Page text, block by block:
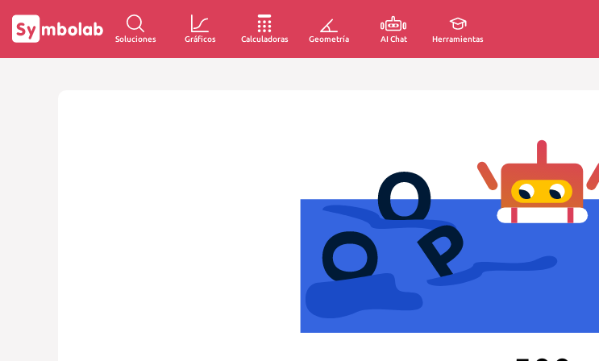
Soluciones Gráficos Calculadoras Geometría AI Chat Herramientas